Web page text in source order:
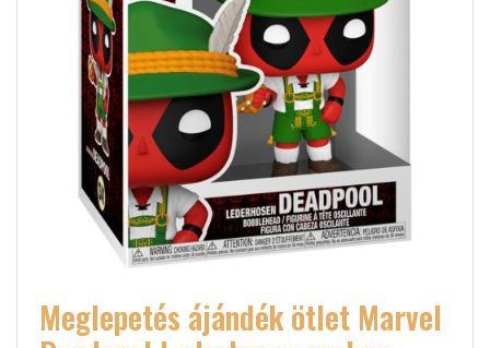
Meglepetés ájándék ötlet Marvel